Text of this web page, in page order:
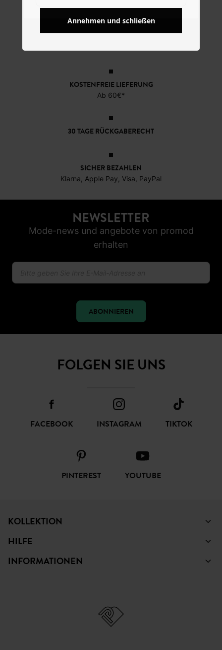
KOSTENFREIE LIEFERUNG
Ab 60€*
30 TAGE RÜCKGABERECHT
SICHER BEZAHLEN
Klarna, Apple Pay, Visa, PayPal
NEWSLETTER
Mode-news und angebote von promod
erhalten
ABONNIEREN
FOLGEN SIE UNS
FACEBOOK INSTAGRAM TIKTOK
PINTEREST YOUTUBE
KOLLEKTION
HILFE
INFORMATIONEN
Annehmen und schließen